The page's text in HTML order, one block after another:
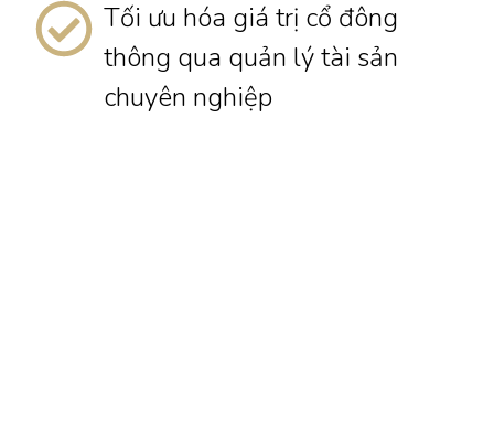
Tối ưu hóa giá trị cổ đông
thông qua quản lý tài sản
chuyên nghiệp